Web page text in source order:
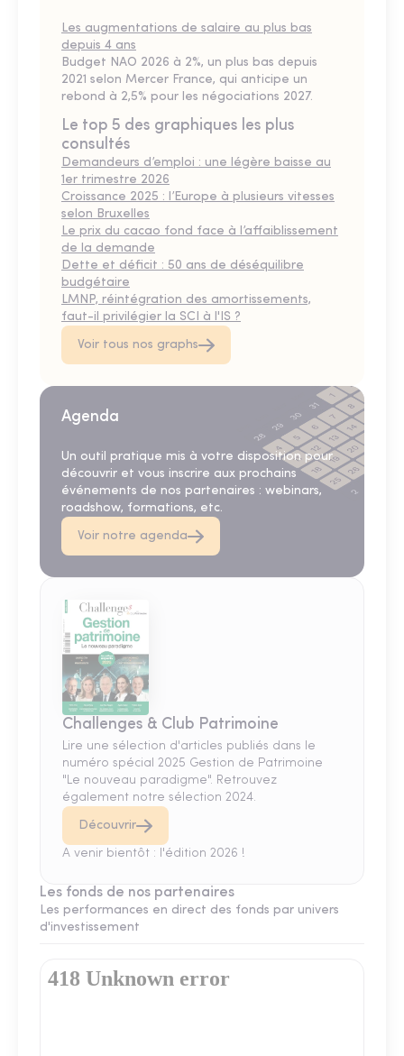
Les augmentations de salaire au plus bas
depuis 4 ans
Budget NAO 2026 à 2%, un plus bas depuis
2021 selon Mercer France, qui anticipe un
rebond à 2,5% pour les négociations 2027.
Le top 5 des graphiques les plus
consultés
Demandeurs d’emploi : une légère baisse au
1er trimestre 2026
Croissance 2025 : l’Europe à plusieurs vitesses
selon Bruxelles
Le prix du cacao fond face à l’affaiblissement
de la demande
Dette et déficit : 50 ans de déséquilibre
budgétaire
LMNP, réintégration des amortissements,
faut-il privilégier la SCI à l'IS ?
Voir tous nos graphs
Agenda
Un outil pratique mis à votre disposition pour
découvrir et vous inscrire aux prochains
événements de nos partenaires : webinars,
roadshow, formations, etc.
Voir notre agenda
Challenges & Club Patrimoine
Lire une sélection d'articles publiés dans le
numéro spécial 2025 Gestion de Patrimoine
"Le nouveau paradigme". Retrouvez
également notre sélection 2024.
Découvrir
A venir bientôt : l'édition 2026 !
Les fonds de nos partenaires
Les performances en direct des fonds par univers
d'investissement